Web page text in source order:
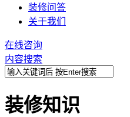
装修问答
关于我们
在线咨询
内容搜索
装修知识